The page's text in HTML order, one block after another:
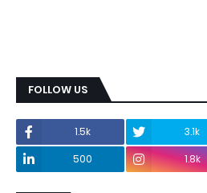
FOLLOW US
1.5k 3.1k
500
1.8k